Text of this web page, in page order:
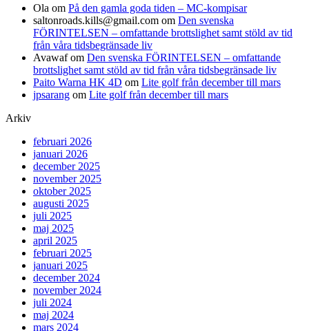
Ola om På den gamla goda tiden – MC-kompisar
saltonroads.kills@gmail.com om Den svenska
FÖRINTELSEN – omfattande brottslighet samt stöld av tid
från våra tidsbegränsade liv
Avawafom Den svenska FÖRINTELSEN – omfattande
brottslighet samt stöld av tid från våra tidsbegränsade liv
Paito Warna HK 4D om Lite golf från december till mars
jpsarang om Lite golf från december till mars
Arkiv
februari 2026
januari 2026
december 2025
november 2025
oktober 2025
augusti 2025
juli 2025
maj 2025
april 2025
februari 2025
januari 2025
december 2024
november 2024
juli 2024
maj 2024
mars 2024